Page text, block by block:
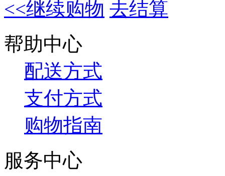
<<继续购物 去结算
帮助中心
配送方式
支付方式
购物指南
服务中心